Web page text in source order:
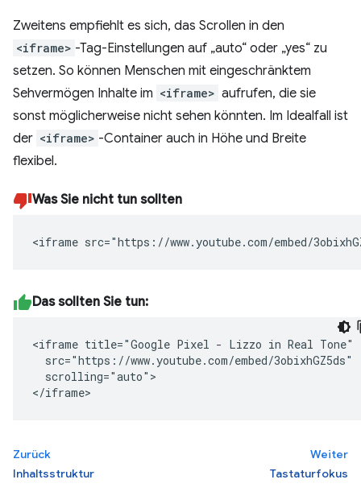
Zweitens empfiehlt es sich, das Scrollen in den
<iframe> -Tag-Einstellungen auf „auto“ oder „yes“ zu
setzen. So können Menschen mit eingeschränktem
Sehvermögen Inhalte im <iframe> aufrufen, die sie
sonst möglicherweise nicht sehen könnten. Im Idealfall ist
der <iframe> -Container auch in Höhe und Breite
flexibel.
Was Sie nicht tun sollten
<iframe src="https://www.youtube.com/embed/
Das sollten Sie tun:
<iframe title="Google Pixel - Lizzo in Real Tone"
  src="https://www.youtube.com/embed/3obixhGZ5ds"
  scrolling="auto">
</iframe>
Zurück
Inhaltsstruktur
Weiter
Tastaturfokus